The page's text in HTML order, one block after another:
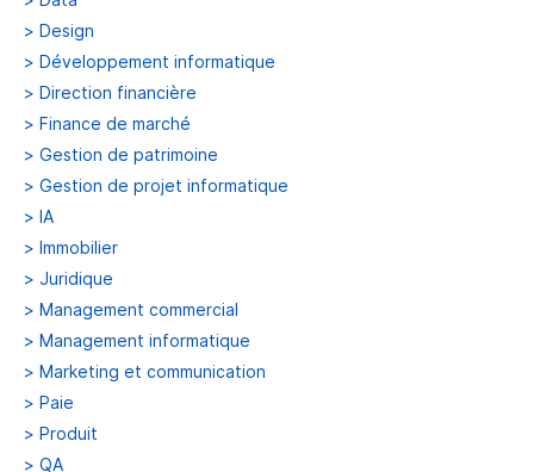
> Design
> Développement informatique
> Direction financière
> Finance de marché
> Gestion de patrimoine
> Gestion de projet informatique
> IA
> Immobilier
> Juridique
> Management commercial
> Management informatique
> Marketing et communication
> Paie
> Produit
> QA